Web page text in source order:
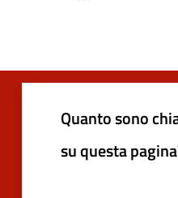
Quanto sono
su questa